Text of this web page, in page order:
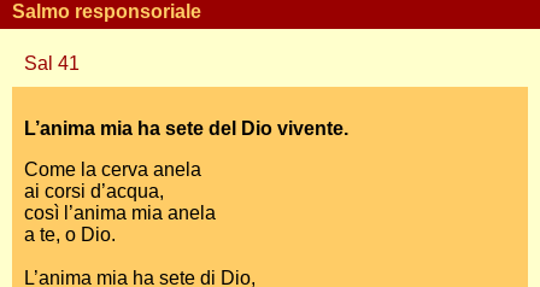
Salmo responsoriale
Sal 41
L’anima mia ha sete del Dio vivente.
Come la cerva anela
ai corsi d’acqua,
così l’anima mia anela
a te, o Dio.
L’anima mia ha sete di Dio,